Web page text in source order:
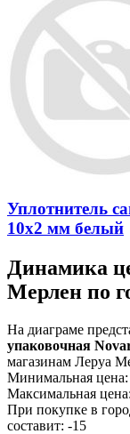
Уплотнитель
10х2 мм белый
Динамика
Мерлен по
На диаграме
упаковочная
магазинам Леруа
Минимальная цена:
Максимальная цена:
При покупке в
составит: -15